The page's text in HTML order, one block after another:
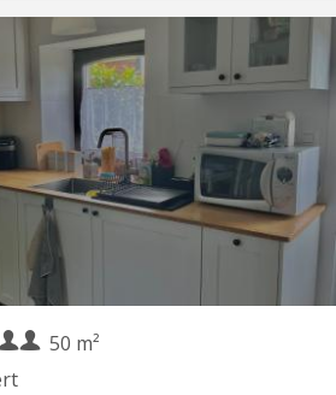
50 m²
Infos Pratiques
Loyer:
700 € (350 €/pers.)
110 € (55 €/pers.)
Durée:
12 mois
Domiciliation:
Non
Aménagement
Salle de bain:
Privée
Cuisine:
Privée (pièce distincte)
Superficie: